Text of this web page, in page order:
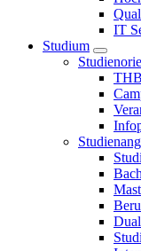
IT
Studium